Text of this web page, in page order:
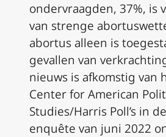
ondervraagden, 37%, is
van strenge
abortus alleen is
gevallen van
nieuws is afkomstig van
Center for American
Studies/Harris Poll’s in
enquête van juni 2022